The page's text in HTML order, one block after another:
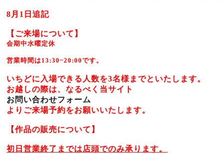
8月1日追記
【ご来場について】
会期中水曜定休
営業時間は13:30~20:00です。
いちどに入場できる人数を3名様までといたします。
お越しの際は、なるべく当サイト
お問い合わせフォーム
よりご来場予約をお願いいたします。
【作品の販売について】
初日営業終了までは店頭でのみ承ります。